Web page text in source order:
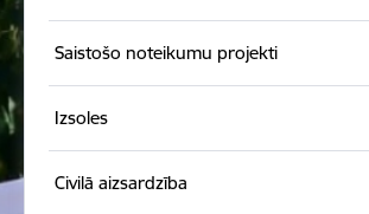
Saistošo noteikumu projekti
Izsoles
Civilā aizsardzība